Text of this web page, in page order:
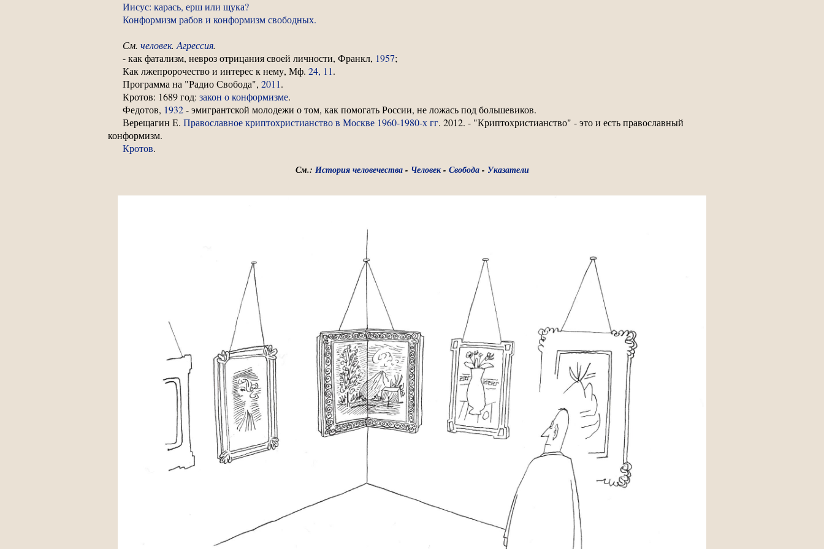
Иисус: карась, ерш или щука?
Конформизм рабов и конформизм свободных.
См. человек. Агрессия.
- как фатализм, невроз отрицания своей личности, Франкл, 1957;
Как лжепророчество и интерес к нему, Мф. 24, 11.
Программа на "Радио Свобода", 2011.
Кротов: 1689 год: закон о конформизме.
Федотов, 1932- эмигрантской молодежи о том, как помогать России, не ложась под большевиков.
Верещагин Е. Православное криптохристианство в Москве 1960-1980-х гг. 2012. - "Криптохристианство" - это и есть православный
конформизм.
Кротов.
См.: История человечества- Человек- Свобода- Указатели